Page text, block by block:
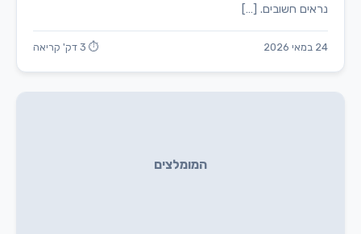
נראים חשובים. […]
24 במאי 2026 ⏱ 3 דק' קריאה
המומלצים